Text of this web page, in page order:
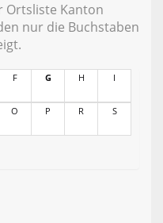
Ortsliste Kanton
nur die Buchstaben
F G H I
O P R S